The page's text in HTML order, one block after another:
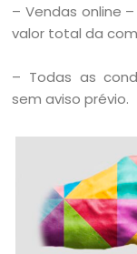
– Vendas online
valor total da
– Todas as
sem aviso prévio.